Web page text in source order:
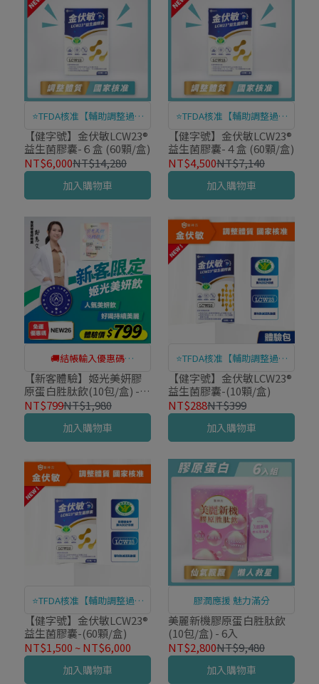
⭐TFDA核准【輔助調整過敏
體質】
【健字號】金伏敏LCW23®
益生菌膠囊-６盒 (60顆/盒)
NT$6,000NT$14,280
加入購物車
⭐TFDA核准【輔助調整過敏
體質】
【健字號】金伏敏LCW23®
益生菌膠囊-４盒 (60顆/盒)
NT$4,500NT$7,140
加入購物車
🚚結帳輸入優惠碼
「NEW26」免運！
【新客體驗】姬光美妍膠
原蛋白胜肽飲(10包/盒) -1
入
NT$799NT$1,980
加入購物車
⭐TFDA核准【輔助調整過敏
體質】
【健字號】金伏敏LCW23®
益生菌膠囊-(10顆/盒)
NT$288NT$399
加入購物車
⭐TFDA核准【輔助調整過敏
體質】
【健字號】金伏敏LCW23®
益生菌膠囊-(60顆/盒)
NT$1,500 ~NT$6,000
加入購物車
膠潤應援 魅力滿分
美麗新機膠原蛋白胜肽飲
(10包/盒) - 6入
NT$2,800NT$9,480
加入購物車